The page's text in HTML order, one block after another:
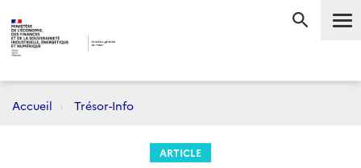
Accueil Trésor-Info
ARTICLE